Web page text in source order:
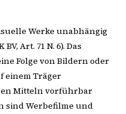
Werke unabhängig
Art. 71 N. 6). Das
Folge von Bildern oder
einem Träger
Mitteln vorführbar
sind Werbefilme und